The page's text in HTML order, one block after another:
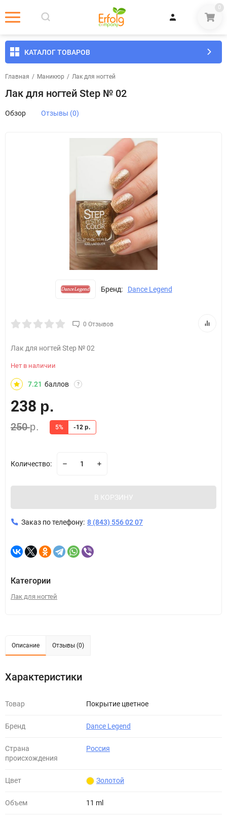
0
КАТАЛОГ ТОВАРОВ
Главная / Маникюр / Лак для ногтей
Лак для ногтей Step № 02
Обзор Отзывы (0)
Бренд: Dance Legend
0 Отзывов
Лак для ногтей Step № 02
Нет в наличии
7.21 баллов ?
238 р.
250р. 5% -12 р.
Количество:
В КОРЗИНУ
Заказ по телефону: 8 (843) 556 02 07
Категории
Лак для ногтей
Описание Отзывы (0)
Характеристики
Товар Покрытие цветное
Бренд Dance Legend
Страна
происхождения
Россия
Цвет Золотой
Объем 11 ml